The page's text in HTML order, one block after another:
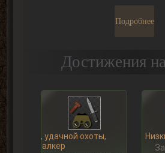
Подробнее
Достижения
Ну, удачной охоты,
Сталкер